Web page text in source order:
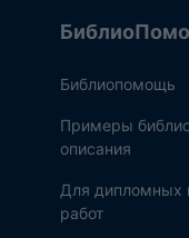
Библиопомощь
Примеры
описания
Для дипломных
работ